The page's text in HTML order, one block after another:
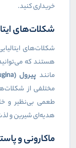
خریداری کنید.
شکلات‌های
شکلات‌های
هستند که
مانند پیرول (Perugina)
مختلفی از
طعمی بی‌نظیر و
هدیه‌ای شیرین و
ماکارونی و